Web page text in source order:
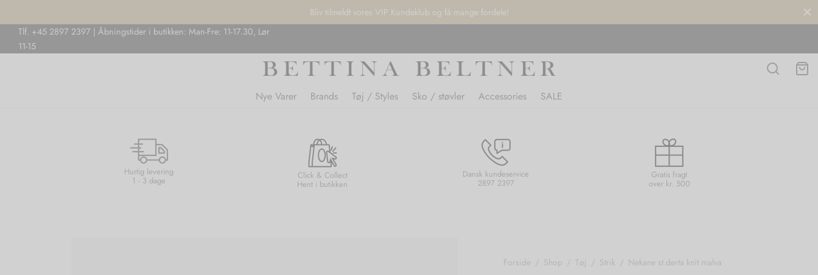
Bliv tilmeldt vores VIP Kundeklub og få mange fordele!
Tlf. +45 2897 2397 | Åbningstider i butikken: Man-Fre: 11-17.30, Lør
11-15
Nye Varer Brands Tøj / Styles Sko / støvler Accessories SALE
Hurtig levering
1 - 3 dage Click & Collect
Hent i butikken
Dansk kundeservice
2897 2397
Gratis fragt
over kr. 500
Forside / Shop / Tøj / Strik / Nekane st.derta knit malva